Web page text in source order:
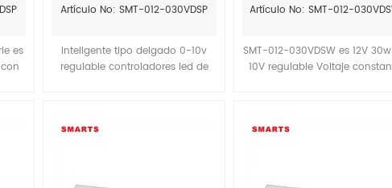
es
Artículo No: SMT-012-030VDSP
inteligente tipo delgado 0-10v
regulable controladores led de
exterior, la otra es IP20 plástico
Artículo No: SMT-012-
SMT-012-030VDSW es 12V
10V regulable Voltaje
perfectamente en el Signify